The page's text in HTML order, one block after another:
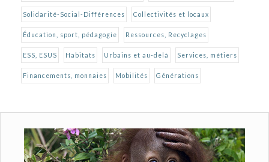
Solidarité-Social-Différences Collectivités et locaux
Éducation, sport, pédagogie Ressources, Recyclages
ESS, ESUS Habitats Urbains et au-delà Services, métiers
Financements, monnaies Mobilités Générations